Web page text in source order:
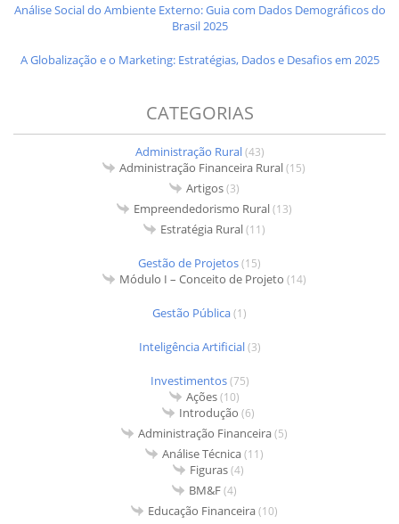
Análise Social do Ambiente Externo: Guia com Dados Demográficos do
Brasil 2025
A Globalização e o Marketing: Estratégias, Dados e Desafios em 2025
CATEGORIAS
Administração Rural(43)
Administração Financeira Rural(15)
Artigos(3)
Empreendedorismo Rural(13)
Estratégia Rural(11)
Gestão de Projetos(15)
Módulo I – Conceito de Projeto (14)
Gestão Pública(1)
Inteligência Artificial(3)
Investimentos(75)
Ações(10)
Introdução (6)
Administração Financeira(5)
Análise Técnica(11)
Figuras(4)
BM&F(4)
Educação Financeira(10)